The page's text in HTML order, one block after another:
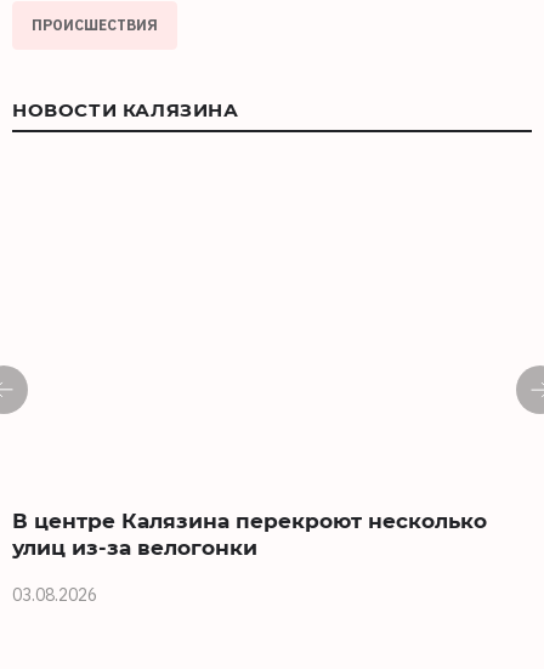
ПРОИСШЕСТВИЯ
НОВОСТИ КАЛЯЗИНА
В центре Калязина перекроют несколько
улиц из-за велогонки
03.08.2026